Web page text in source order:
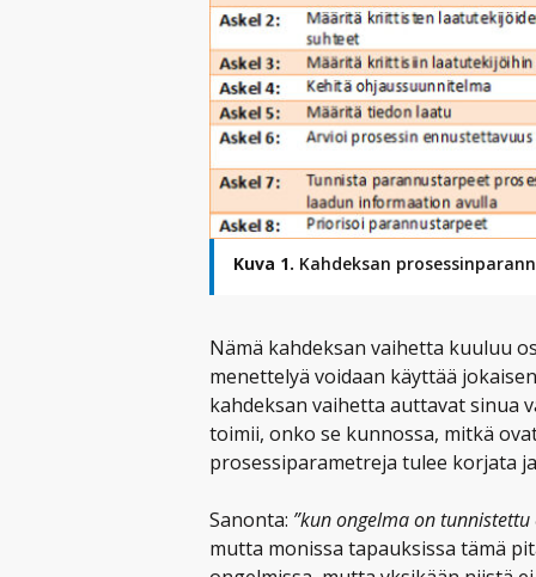
Kuva 1. Kahdeksan
Nämä kahdeksan vaihetta kuuluu
menettelyä voidaan käyttää
kahdeksan vaihetta auttavat sinua
toimii, onko se kunnossa, mitkä
prosessiparametreja tulee korjata
Sanonta: ”kun ongelma on
mutta monissa tapauksissa tämä